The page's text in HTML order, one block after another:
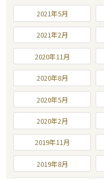
2021年5月
2021年2月
2020年11月
2020年8月
2020年5月
2020年2月
2019年11月
2019年8月